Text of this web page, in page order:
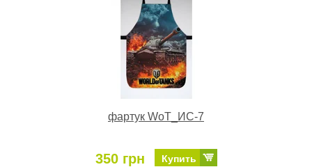
фартук WoT_ИС-7
350 грн Купить